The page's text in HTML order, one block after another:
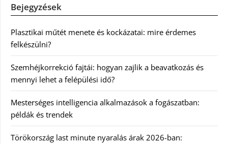
Bejegyzések
Plasztikai műtét menete és kockázatai: mire érdemes
felkészülni?
Szemhéjkorrekció fajtái: hogyan zajlik a beavatkozás és
mennyi lehet a felépülési idő?
Mesterséges intelligencia alkalmazások a fogászatban:
példák és trendek
Törökország last minute nyaralás árak 2026-ban: